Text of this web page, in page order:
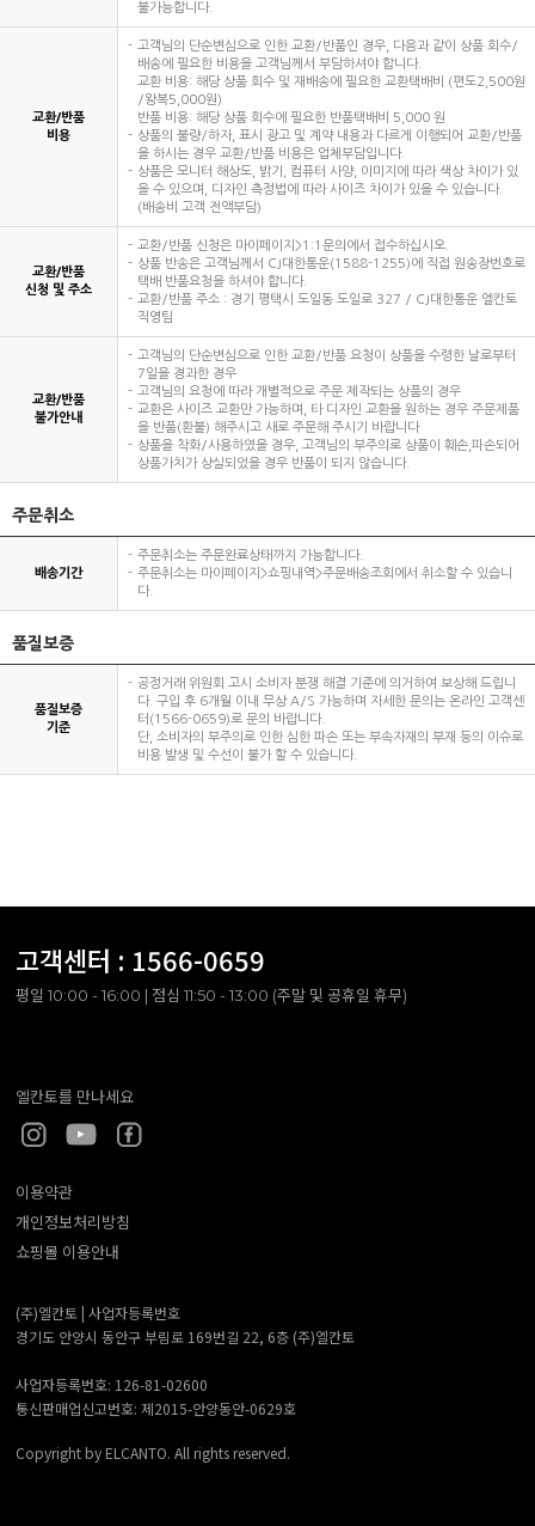
불가능합니다.
교환/반품
비용
고객님의 단순변심으로 인한 교환/반품인 경우, 다음과 같이 상품 회수/
배송에 필요한 비용을 고객님께서 부담하셔야 합니다.
교환 비용: 해당 상품 회수 및 재배송에 필요한 교환택배비 (편도2,500원
/왕복5,000원)
반품 비용: 해당 상품 회수에 필요한 반품택배비 5,000 원
상품의 불량/하자, 표시 광고 및 계약 내용과 다르게 이행되어 교환/반품
을 하시는 경우 교환/반품 비용은 업체부담입니다.
상품은 모니터 해상도, 밝기, 컴퓨터 사양, 이미지에 따라 색상 차이가 있
을 수 있으며, 디자인 측정법에 따라 사이즈 차이가 있을 수 있습니다.
(배송비 고객 전액부담)
교환/반품
신청 및 주소
교환/반품 신청은 마이페이지>1:1문의에서 접수하십시오.
상품 반송은 고객님께서 CJ대한통운(1588-1255)에 직접 원송장번호로
택배 반품요청을 하셔야 합니다.
교환/반품 주소 : 경기 평택시 도일동 도일로 327 / CJ대한통운 엘칸토
직영팀
교환/반품
불가안내
고객님의 단순변심으로 인한 교환/반품 요청이 상품을 수령한 날로부터
7일을 경과한 경우
고객님의 요청에 따라 개별적으로 주문 제작되는 상품의 경우
교환은 사이즈 교환만 가능하며, 타 디자인 교환을 원하는 경우 주문제품
을 반품(환불) 해주시고 새로 주문해 주시기 바랍니다
상품을 착화/사용하였을 경우, 고객님의 부주의로 상품이 훼손,파손되어
상품가치가 상실되었을 경우 반품이 되지 않습니다.
주문취소
배송기간
주문취소는 주문완료상태까지 가능합니다.
주문취소는 마이페이지>쇼핑내역>주문배송조회에서 취소할 수 있습니
다.
품질보증
품질보증
기준
공정거래 위원회 고시 소비자 분쟁 해결 기준에 의거하여 보상해 드립니
다. 구입 후 6개월 이내 무상 A/S 가능하며 자세한 문의는 온라인 고객센
터(1566-0659)로 문의 바랍니다.
단, 소비자의 부주의로 인한 심한 파손 또는 부속자재의 부재 등의 이슈로
비용 발생 및 수선이 불가 할 수 있습니다.
고객센터 : 1566-0659
평일 10:00 - 16:00 | 점심 11:50 - 13:00 (주말 및 공휴일 휴무)
엘칸토를 만나세요
이용약관
개인정보처리방침
쇼핑몰 이용안내
(주)엘칸토 | 사업자등록번호
경기도 안양시 동안구 부림로 169번길 22, 6층 (주)엘칸토
사업자등록번호: 126-81-02600
통신판매업신고번호: 제2015-안양동안-0629호
Copyright by ELCANTO. All rights reserved.